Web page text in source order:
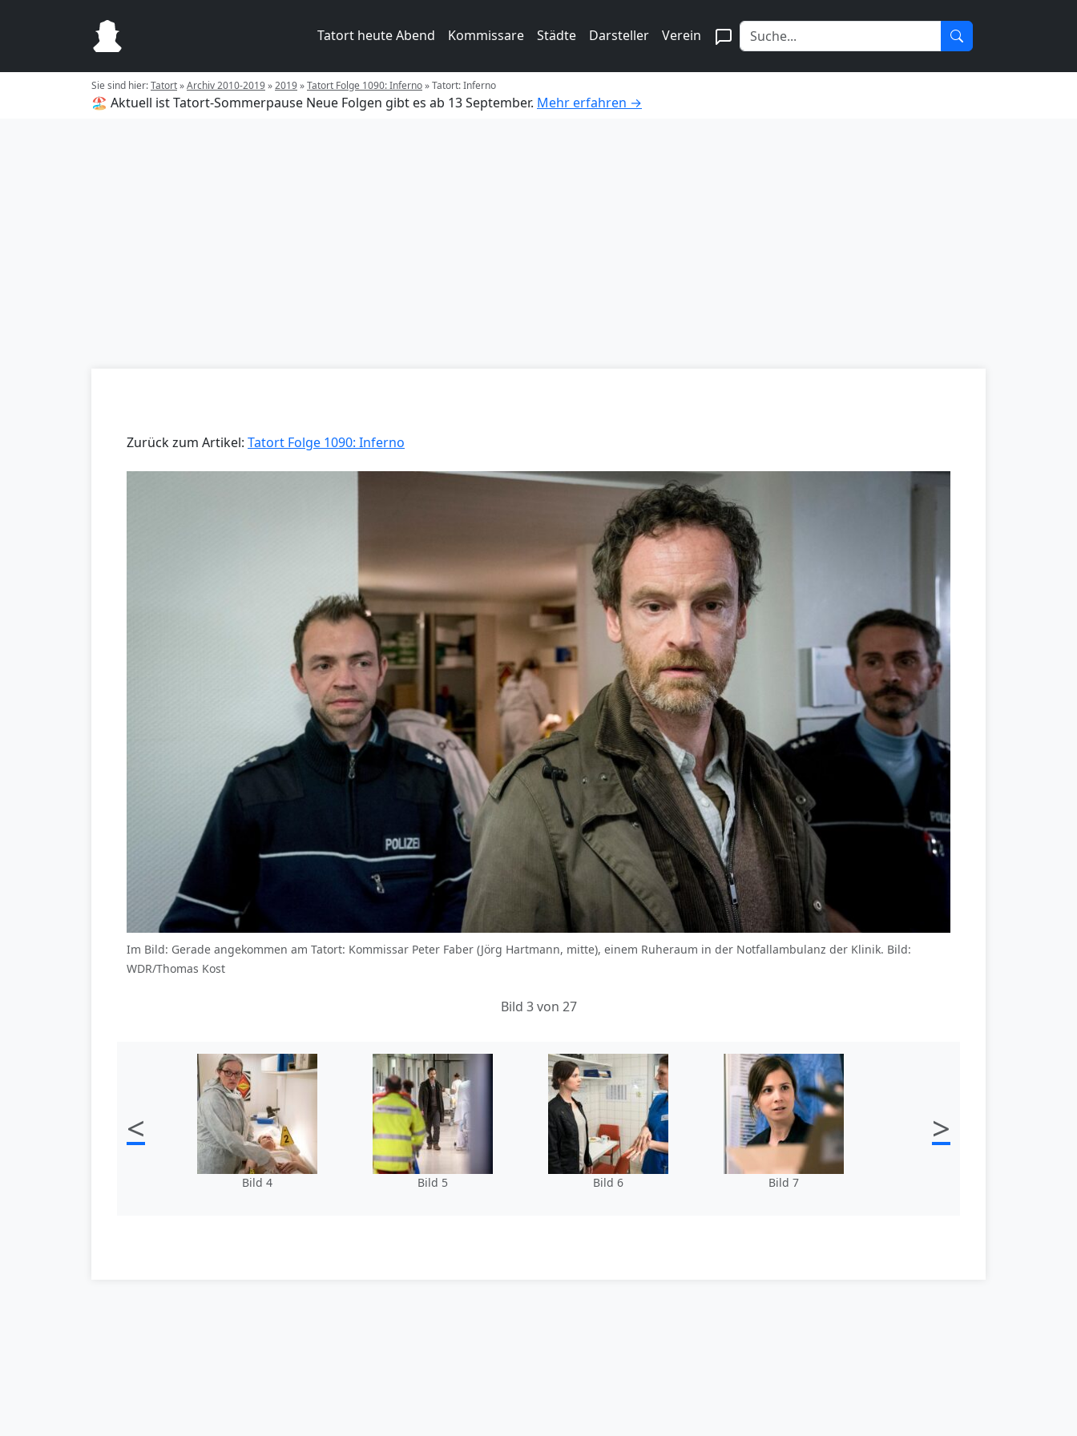
Tatort heute Abend Kommissare Städte Darsteller Verein
Sie sind hier:Tatort»Archiv 2010-2019»2019»Tatort Folge 1090: Inferno»Tatort: Inferno
🏖️ Aktuell ist Tatort-Sommerpause Neue Folgen gibt es ab 13 September. Mehr erfahren →
Zurück zum Artikel: Tatort Folge 1090: Inferno
Im Bild: Gerade angekommen am Tatort: Kommissar Peter Faber (Jörg Hartmann, mitte), einem Ruheraum in der Notfallambulanz der Klinik. Bild:
WDR/Thomas Kost
Bild 3 von 27
<
Bild 4 Bild 5 Bild 6 Bild 7
>